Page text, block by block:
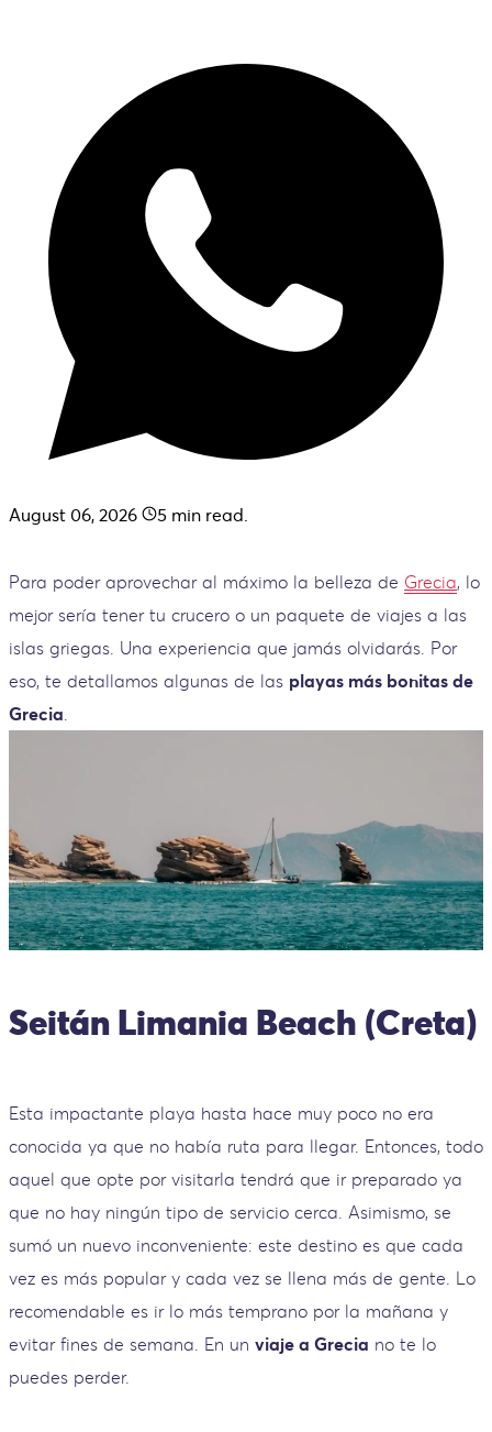
August 06, 2026 5 min read.
Para poder aprovechar al máximo la belleza de Grecia, lo
mejor sería tener tu crucero o un paquete de viajes a las
islas griegas. Una experiencia que jamás olvidarás. Por
eso, te detallamos algunas de las playas más bonitas de
Grecia
Seitán Limania Beach (Creta)
Esta impactante playa hasta hace muy poco no era
conocida ya que no había ruta para llegar. Entonces, todo
aquel que opte por visitarla tendrá que ir preparado ya
que no hay ningún tipo de servicio cerca. Asimismo, se
sumó un nuevo inconveniente: este destino es que cada
vez es más popular y cada vez se llena más de gente. Lo
recomendable es ir lo más temprano por la mañana y
evitar fines de semana. En un viaje a Grecia no te lo
puedes perder.